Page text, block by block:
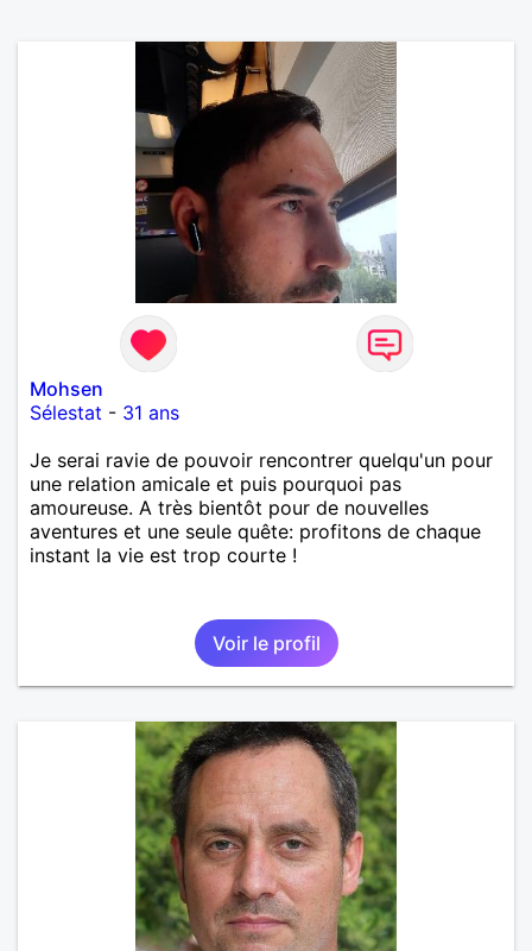
Mohsen
Sélestat - 31 ans
Je serai ravie de pouvoir rencontrer quelqu'un pour
une relation amicale et puis pourquoi pas
amoureuse. A très bientôt pour de nouvelles
aventures et une seule quête: profitons de chaque
instant la vie est trop courte !
Voir le profil